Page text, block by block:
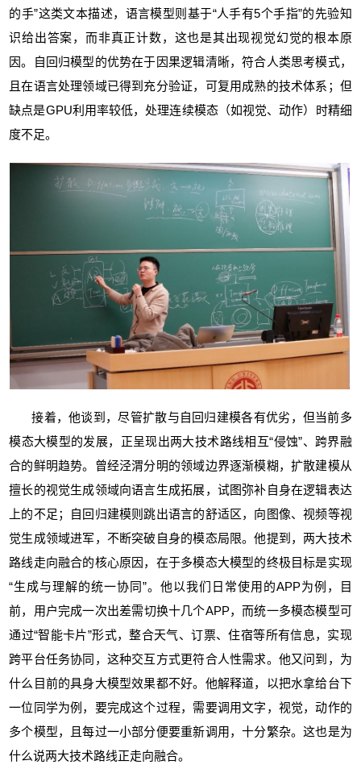
的手”这类文本描述，语言模型则基于“人手有5个手指”的先验知
识给出答案，而非真正计数，这也是其出现视觉幻觉的根本原
因。自回归模型的优势在于因果逻辑清晰，符合人类思考模式，
且在语言处理领域已得到充分验证，可复用成熟的技术体系；但
缺点是GPU利用率较低，处理连续模态（如视觉、动作）时精细
度不足。
接着，他谈到，尽管扩散与自回归建模各有优劣，但当前多
模态大模型的发展，正呈现出两大技术路线相互“侵蚀”、跨界融
合的鲜明趋势。曾经泾渭分明的领域边界逐渐模糊，扩散建模从
擅长的视觉生成领域向语言生成拓展，试图弥补自身在逻辑表达
上的不足；自回归建模则跳出语言的舒适区，向图像、视频等视
觉生成领域进军，不断突破自身的模态局限。他提到，两大技术
路线走向融合的核心原因，在于多模态大模型的终极目标是实现
“生成与理解的统一协同”。他以我们日常使用的APP为例，目
前，用户完成一次出差需切换十几个APP，而统一多模态模型可
通过“智能卡片”形式，整合天气、订票、住宿等所有信息，实现
跨平台任务协同，这种交互方式更符合人性需求。他又问到，为
什么目前的具身大模型效果都不好。他解释道，以把水拿给台下
一位同学为例，要完成这个过程，需要调用文字，视觉，动作的
多个模型，且每过一小部分便要重新调用，十分繁杂。这也是为
什么说两大技术路线正走向融合。